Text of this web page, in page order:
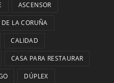
ASCENSOR
LA CORUÑA
CALIDAD
CASA PARA RESTAURAR
DÚPLEX